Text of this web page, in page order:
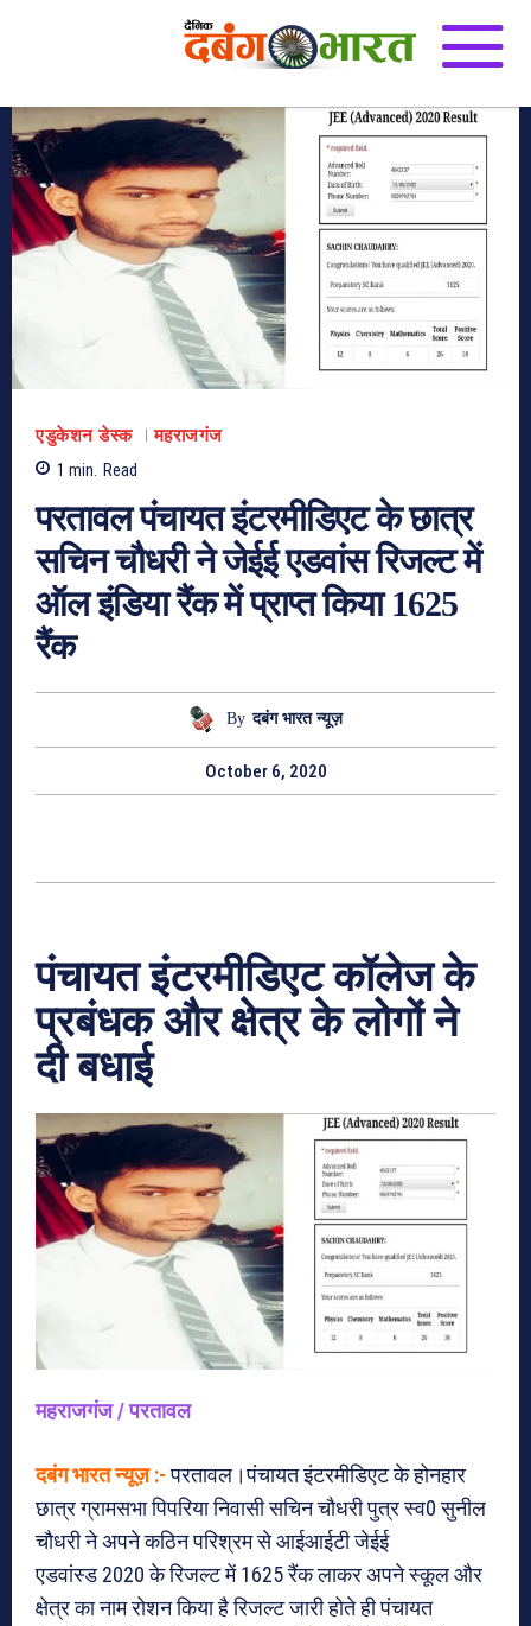
एडुकेशन डेस्क
महराजगंज
1 min. Read
परतावल पंचायत इंटरमीडिएट के छात्र
सचिन चौधरी ने जेईई एडवांस रिजल्ट में
ऑल इंडिया रैंक में प्राप्त किया 1625
रैंक
By दबंग भारत न्यूज़
October 6, 2020
पंचायत इंटरमीडिएट कॉलेज के
प्रबंधक और क्षेत्र के लोगों ने
दी बधाई
महराजगंज / परतावल
दबंग भारत न्यूज़ :-परतावल।पंचायत इंटरमीडिएट के होनहार
छात्र ग्रामसभा पिपरिया निवासी सचिन चौधरी पुत्र स्व0 सुनील
चौधरी ने अपने कठिन परिश्रम से आईआईटी जेईई
एडवांस्ड 2020 के रिजल्ट में 1625 रैंक लाकर अपने स्कूल और
क्षेत्र का नाम रोशन किया है रिजल्ट जारी होते ही पंचायत